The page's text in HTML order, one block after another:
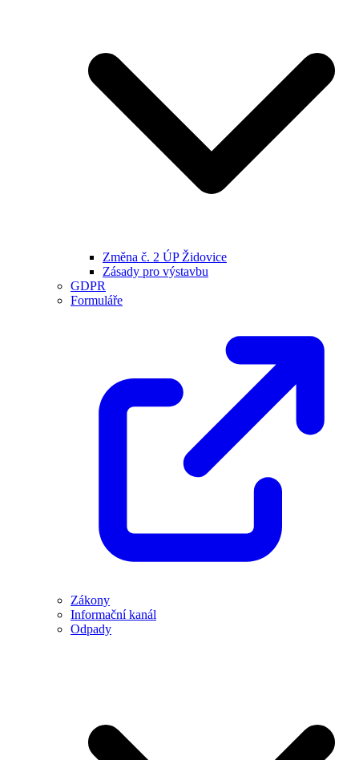
Změna č. 2 ÚP Židovice
Zásady pro výstavbu
GDPR
Formuláře
Zákony
Informační kanál
Odpady